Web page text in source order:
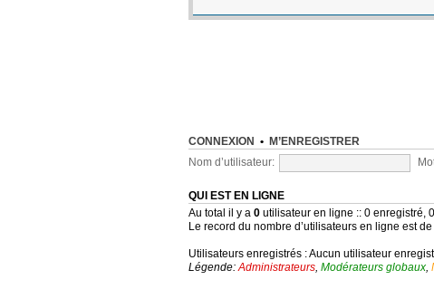
CONNEXION • M’ENREGISTRER
Nom d’utilisateur:
QUI EST EN LIGNE
Au total il y a 0 utilisateur en ligne :: 0 enregistré,
Le record du nombre d’utilisateurs en ligne est de
Utilisateurs enregistrés : Aucun utilisateur
Légende:Administrateurs, Modérateurs globaux,